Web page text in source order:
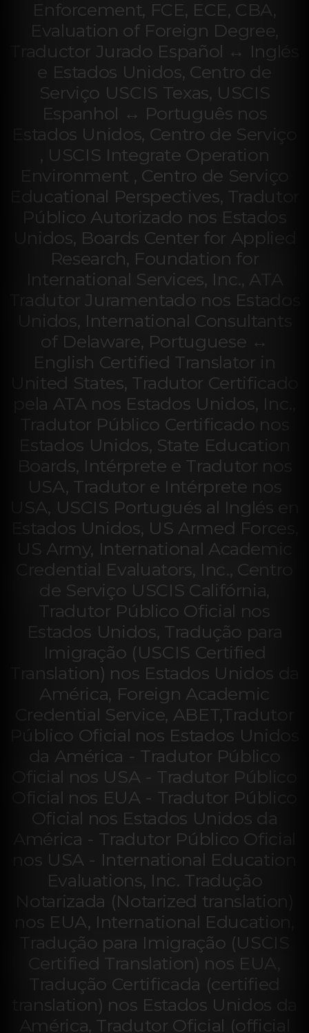
Enforcement, FCE, ECE, CBA,
Evaluation of Foreign Degree,
Traductor Jurado Español ↔ Inglés
e Estados Unidos, Centro de
Serviço USCIS Texas, USCIS
Espanhol ↔ Português nos
Estados Unidos, Centro de Serviço
, USCIS Integrate Operation
Environment , Centro de Serviço
Educational Perspectives, Tradutor
Público Autorizado nos Estados
Unidos, Boards Center for Applied
Research, Foundation for
International Services, Inc., ATA
Tradutor Juramentado nos Estados
Unidos, International Consultants
of Delaware, Portuguese ↔
English Certified Translator in
United States, Tradutor Certificado
pela ATA nos Estados Unidos, Inc.,
Tradutor Público Certificado nos
Estados Unidos, State Education
Boards, Intérprete e Tradutor nos
USA, Tradutor e Intérprete nos
USA, USCIS Portugués al Inglés en
Estados Unidos, US Armed Forces,
US Army, International Academic
Credential Evaluators, Inc., Centro
de Serviço USCIS Califórnia,
Tradutor Público Oficial nos
Estados Unidos, Tradução para
Imigração (USCIS Certified
Translation) nos Estados Unidos da
América, Foreign Academic
Credential Service, ABET,Tradutor
Público Oficial nos Estados Unidos
da América - Tradutor Público
Oficial nos USA - Tradutor Público
Oficial nos EUA - Tradutor Público
Oficial nos Estados Unidos da
América - Tradutor Público Oficial
nos USA - International Education
Evaluations, Inc. Tradução
Notarizada (Notarized translation)
nos EUA, International Education,
Tradução para Imigração (USCIS
Certified Translation) nos EUA,
Tradução Certificada (certified
translation) nos Estados Unidos da
América, Tradutor Oficial (official